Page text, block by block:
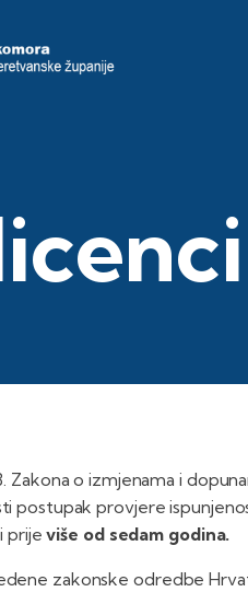
Zakona o izmjenama i
postupak provjere
prijeviše od sedam godina.
zakonske odredbe